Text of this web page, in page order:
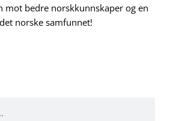
mot bedre norskkunnskaper og en
norske samfunnet!